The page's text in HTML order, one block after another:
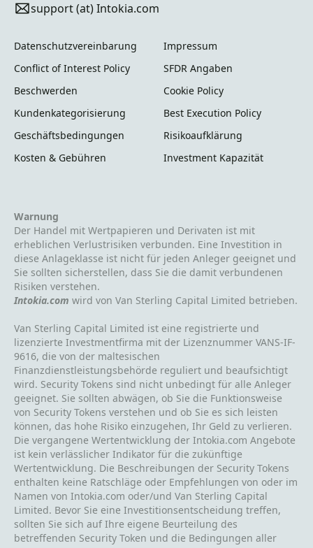
support (at) Intokia.com
Datenschutzvereinbarung
Impressum
Conflict of Interest Policy
SFDR Angaben
Beschwerden
Cookie Policy
Kundenkategorisierung
Best Execution Policy
Geschäftsbedingungen
Risikoaufklärung
Kosten & Gebühren
Investment Kapazität
Warnung
Der Handel mit Wertpapieren und Derivaten ist mit
erheblichen Verlustrisiken verbunden. Eine Investition in
diese Anlageklasse ist nicht für jeden Anleger geeignet und
Sie sollten sicherstellen, dass Sie die damit verbundenen
Risiken verstehen.
Intokia.com wird von Van Sterling Capital Limited betrieben.
Van Sterling Capital Limited ist eine registrierte und
lizenzierte Investmentfirma mit der Lizenznummer VANS-IF-
9616, die von der maltesischen
Finanzdienstleistungsbehörde reguliert und beaufsichtigt
wird. Security Tokens sind nicht unbedingt für alle Anleger
geeignet. Sie sollten abwägen, ob Sie die Funktionsweise
von Security Tokens verstehen und ob Sie es sich leisten
können, das hohe Risiko einzugehen, Ihr Geld zu verlieren.
Die vergangene Wertentwicklung der Intokia.com Angebote
ist kein verlässlicher Indikator für die zukünftige
Wertentwicklung. Die Beschreibungen der Security Tokens
enthalten keine Ratschläge oder Empfehlungen von oder im
Namen von Intokia.com oder/und Van Sterling Capital
Limited. Bevor Sie eine Investitionsentscheidung treffen,
sollten Sie sich auf Ihre eigene Beurteilung des
betreffenden Security Token und die Bedingungen aller